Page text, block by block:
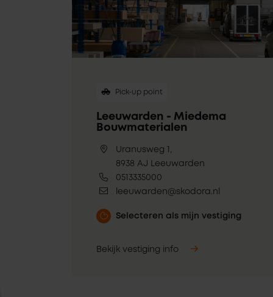
Pick-up point
Leeuwarden - Miedema
Bouwmaterialen
Uranusweg 1,
8938 AJ Leeuwarden
0513335000
leeuwarden@skodora.nl
Selecteren als mijn vestiging
Bekijk vestiging info